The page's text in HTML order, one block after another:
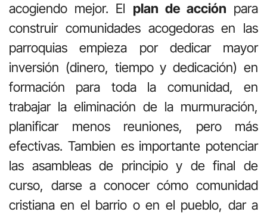
acogiendo mejor. El plan de acción para
construir comunidades acogedoras en las
parroquias empieza por dedicar mayor
inversión (dinero, tiempo y dedicación) en
formación para toda la comunidad, en
trabajar la eliminación de la murmuración,
planificar menos reuniones, pero más
efectivas. Tambien es importante potenciar
las asambleas de principio y de final de
curso, darse a conocer cómo comunidad
cristiana en el barrio o en el pueblo, dar a